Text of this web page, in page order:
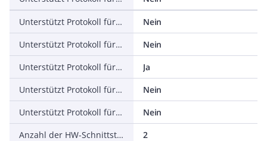
Unterstützt Protokoll für DeviceNet Safety
Nein
Unterstützt Protokoll für INTERBUS-Safety
Nein
Unterstützt Protokoll für PROFIsafe
Ja
Unterstützt Protokoll für SafetyBUS p
Nein
Unterstützt Protokoll für sonstige Bussysteme
Nein
Anzahl der HW-Schnittstellen Industrial Ethernet
2